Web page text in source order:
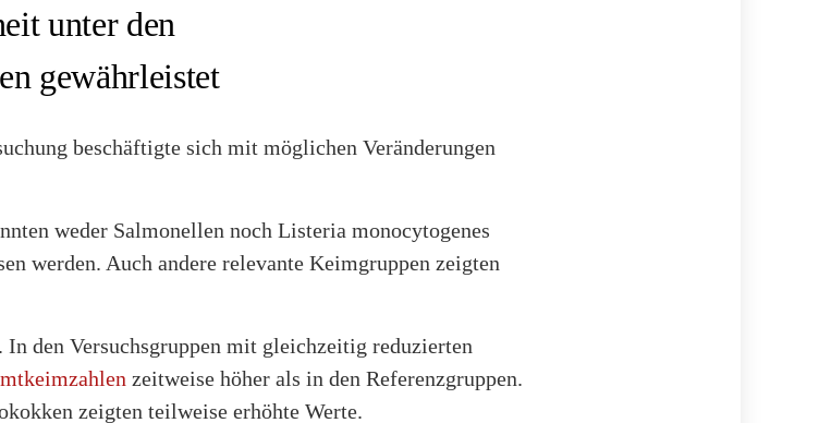
unter den
gewährleistet
beschäftigte sich mit möglichen Veränderungen
weder Salmonellen noch Listeria monocytogenes
werden. Auch andere relevante Keimgruppen zeigten
den Versuchsgruppen mit gleichzeitig reduzierten
zeitweise höher als in den Referenzgruppen.
zeigten teilweise erhöhte Werte.